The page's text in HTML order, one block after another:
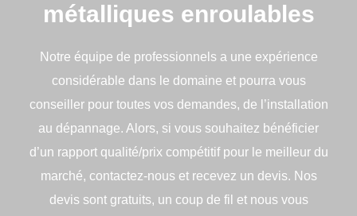
métalliques enroulables
Notre équipe de professionnels a une expérience
considérable dans le domaine et pourra vous
conseiller pour toutes vos demandes, de l’installation
au dépannage. Alors, si vous souhaitez bénéficier
d’un rapport qualité/prix compétitif pour le meilleur du
marché, contactez-nous et recevez un devis. Nos
devis sont gratuits, un coup de fil et nous vous